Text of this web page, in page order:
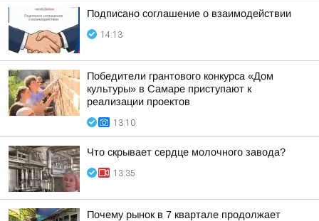
Подписано соглашение о взаимодействии
14:13
Победители грантового конкурса «Дом
культуры» в Самаре приступают к
реализации проектов
13:10
Что скрывает сердце молочного завода?
13:35
Почему рынок в 7 квартале продолжает